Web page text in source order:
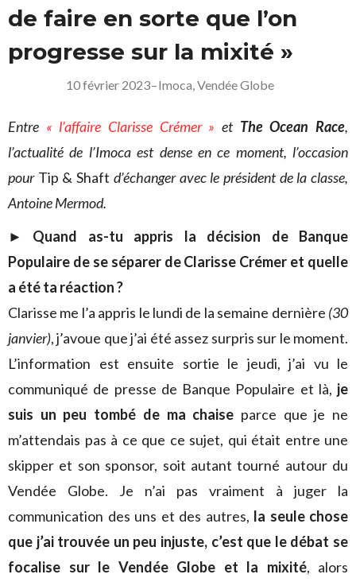
de faire en sorte que l’on
progresse sur la mixité »
10 février 2023–Imoca Vendée Globe
Entre « l’affaire Clarisse Crémer » et The Ocean Race,
l’actualité de l’Imoca est dense en ce moment, l’occasion
pour Tip & Shaft d’échanger avec le président de la classe,
Antoine Mermod.
► Quand as-tu appris la décision de Banque
Populaire de se séparer de Clarisse Crémer et quelle
a été ta réaction ?
Clarisse me l’a appris le lundi de la semaine dernière (30
janvier), j’avoue que j’ai été assez surpris sur le moment.
L’information est ensuite sortie le jeudi, j’ai vu le
communiqué de presse de Banque Populaire et là, je
suis un peu tombé de ma chaise parce que je ne
m’attendais pas à ce que ce sujet, qui était entre une
skipper et son sponsor, soit autant tourné autour du
Vendée Globe. Je n’ai pas vraiment à juger la
communication des uns et des autres, la seule chose
que j’ai trouvée un peu injuste, c’est que le débat se
focalise sur le Vendée Globe et la mixité, alors